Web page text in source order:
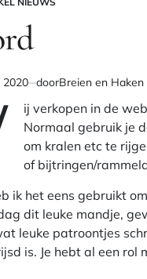
2020 doorBreien en
ij verkopen in de
Normaal gebruik je
om kralen etc te
of bijtringen/
ik het eens gebruikt
dit leuke mandje,
leuke patroontjes
is. Je hebt al een